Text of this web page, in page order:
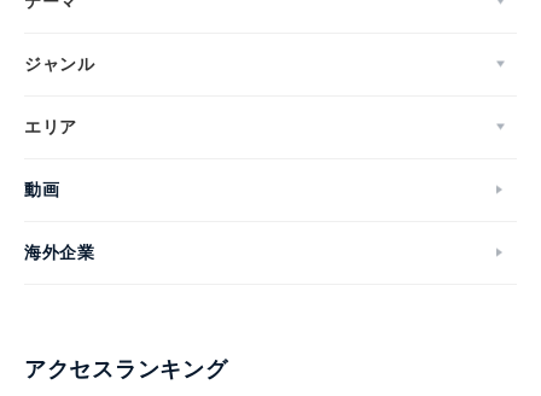
ジャンル
エリア
動画
海外企業
アクセスランキング